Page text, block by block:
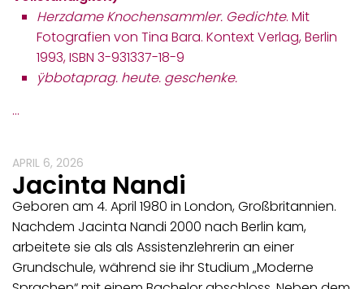
Herzdame Knochensammler. Gedichte. Mit
Fotografien von Tina Bara. Kontext Verlag, Berlin
1993, ISBN 3-931337-18-9
ÿbbotaprag. heute. geschenke.
…
APRIL 6, 2026
Jacinta Nandi
Geboren am 4. April 1980 in London, Großbritannien.
Nachdem Jacinta Nandi 2000 nach Berlin kam,
arbeitete sie als als Assistenzlehrerin an einer
Grundschule, während sie ihr Studium „Moderne